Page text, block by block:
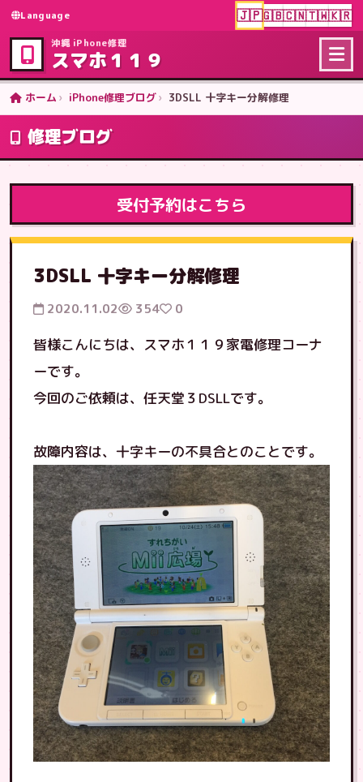
Language 🇯🇵🇬🇧🇨🇳🇹🇼🇰🇷
沖縄 iPhone修理
スマホ１１９
ホーム iPhone修理ブログ 3DSLL 十字キー分解修理
修理ブログ
受付予約はこちら
3DSLL 十字キー分解修理
2020.11.02 354 0
皆様こんにちは、スマホ１１９家電修理コーナ
ーです。
今回のご依頼は、任天堂３DSLLです。
故障内容は、十字キーの不具合とのことです。